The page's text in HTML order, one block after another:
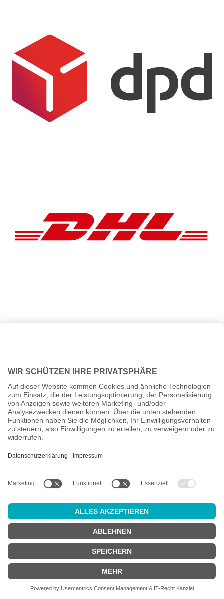
ggf. Nachnahmegebühren, wenn nicht anders angegeben.
Altersprüfung
Achtung:um diesen Onlineshop zu nutzen, müssen Siemindestens
18 Jahre alt
Sind Sie 18 Jahre alt oder älter?
NEIN